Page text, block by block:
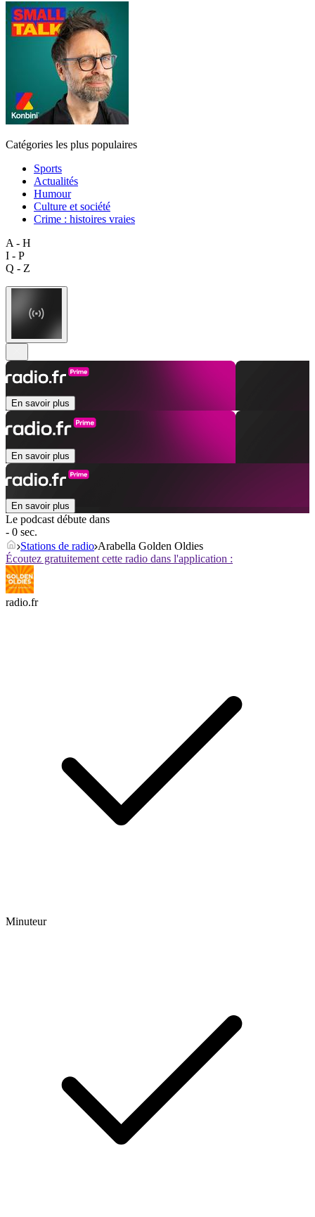
Catégories les plus populaires
Sports
Actualités
Humour
Culture et société
Crime : histoires vraies
A - H
I - P
Q - Z
En savoir plus
En savoir plus
En savoir plus
Le podcast débute dans
- 0 sec.
Stations de radio Arabella Golden Oldies
Écoutez gratuitement cette radio dans l'application :
radio.fr
Minuteur